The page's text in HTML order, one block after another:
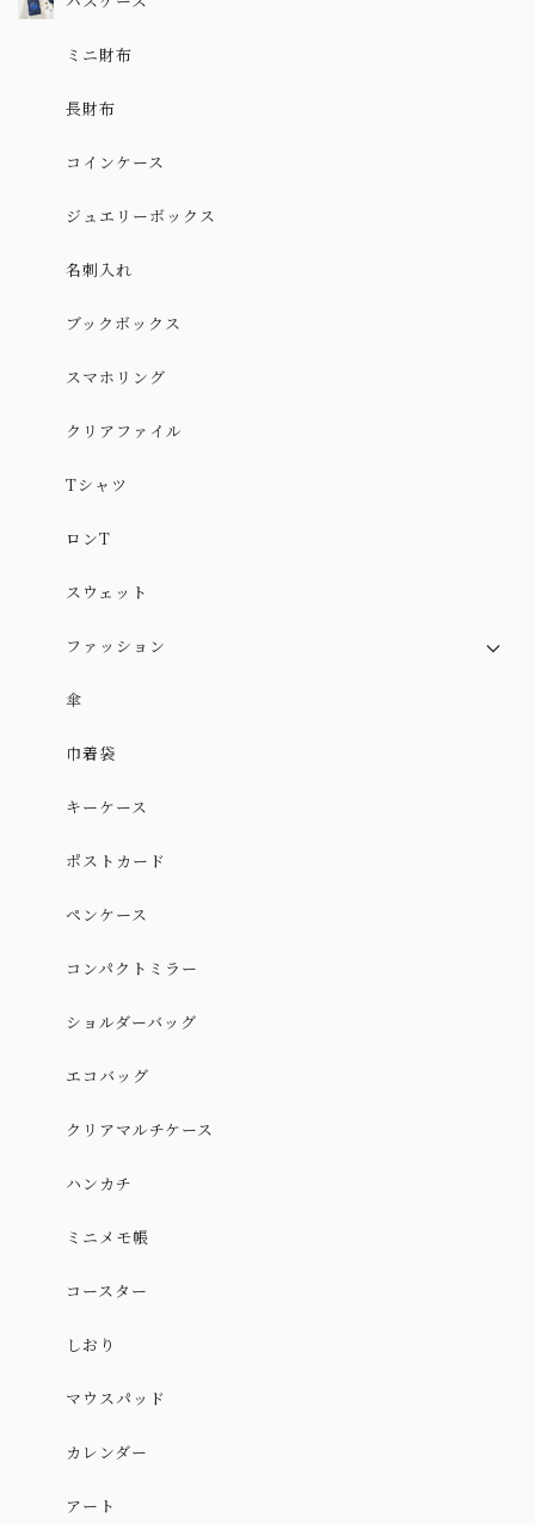
ミニ財布
長財布
コインケース
ジュエリーボックス
名刺入れ
ブックボックス
スマホリング
クリアファイル
Tシャツ
ロンT
スウェット
ファッション
傘
巾着袋
キーケース
ポストカード
ペンケース
コンパクトミラー
ショルダーバッグ
エコバッグ
クリアマルチケース
ハンカチ
ミニメモ帳
コースター
しおり
マウスパッド
カレンダー
アート